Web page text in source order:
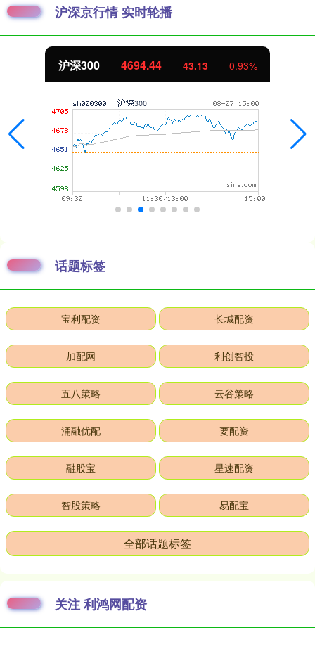
沪深京行情 实时轮播
沪深300 4694.44 43.13 0.93%
话题标签
宝利配资 长城配资
加配网 利创智投
五八策略 云谷策略
涌融优配 要配资
融股宝 星速配资
智股策略 易配宝
全部话题标签
关注 利鸿网配资